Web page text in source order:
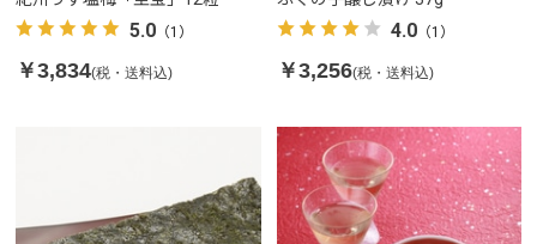
5.0 （1）
￥3,834(税・送料込)
4.0（1）
￥3,256(税・送料込)